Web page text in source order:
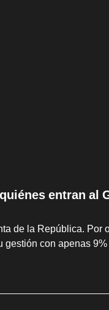
entran al
de la República. Por
con apenas